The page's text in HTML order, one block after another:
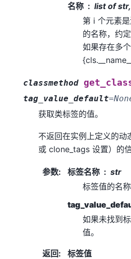
名称
list of str,
第 i 个元素
的名称，约
如果存在多
classmethod
tag_value_default=
获取类标签的值。
不返回在实例上定义的
或 clone_tags 设置）的信
参数: 标签名称
str
标签值的名称
如果未找到
值。
返回:
标签值